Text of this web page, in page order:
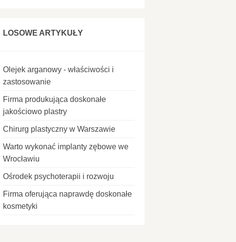
LOSOWE ARTYKUŁY
Olejek arganowy - właściwości i
zastosowanie
Firma produkująca doskonałe
jakościowo plastry
Chirurg plastyczny w Warszawie
Warto wykonać implanty zębowe we
Wrocławiu
Ośrodek psychoterapii i rozwoju
Firma oferująca naprawdę doskonałe
kosmetyki